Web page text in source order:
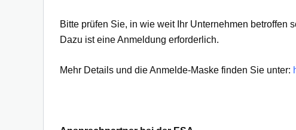
Bitte prüfen Sie, in wie weit Ihr Unternehmen betroffen
Dazu ist eine Anmeldung erforderlich.
Mehr Details und die Anmelde-Maske finden Sie unter: